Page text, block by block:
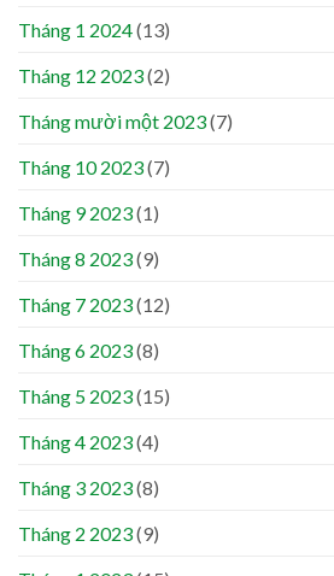
Tháng 1 2024(13)
Tháng 12 2023(2)
Tháng mười một 2023(7)
Tháng 10 2023(7)
Tháng 9 2023(1)
Tháng 8 2023(9)
Tháng 7 2023(12)
Tháng 6 2023(8)
Tháng 5 2023(15)
Tháng 4 2023(4)
Tháng 3 2023(8)
Tháng 2 2023(9)